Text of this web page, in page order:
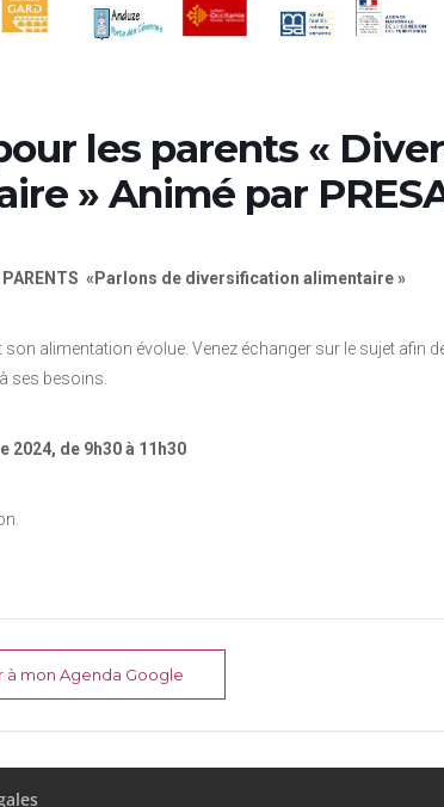
les parents «
» Animé par
«Parlons de diversification alimentaire »
son alimentation évolue. Venez échanger sur le sujet afin
ses besoins.
2024, d e 9h30 à 11h30
à mon Agenda Google